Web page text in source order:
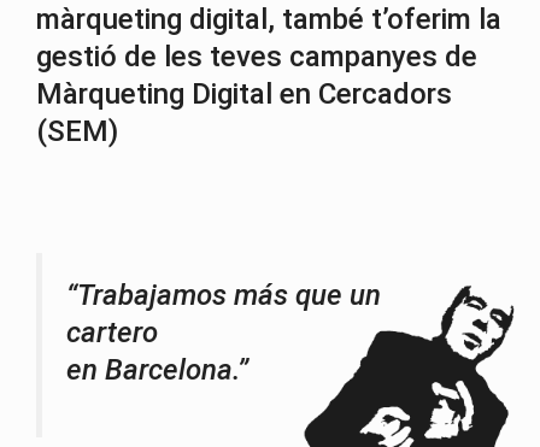
màrqueting digital, també t’oferim la
gestió de les teves campanyes de
Màrqueting Digital en Cercadors
(SEM)
“Trabajamos más que un
cartero
en Barcelona.”